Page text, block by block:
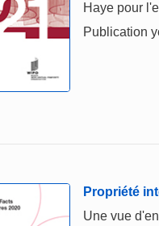
Haye pour
Publication
Propriété
Une vue